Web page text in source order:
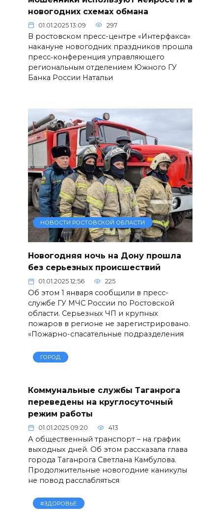
новогодних схемах обмана
01.01.2025 13:09 297
В ростовском пресс-центре «Интерфакса»
накануне новогодних праздников прошла
пресс‑конференция управляющего
региональным отделением Южного ГУ
Банка России Натальи
НОВОСТИ РОСТОВСКОЙ ОБЛАСТИ
Новогодняя ночь на Дону прошла
без серьезных происшествий
01.01.2025 12:56 225
Об этом 1 января сообщили в пресс-
службе ГУ МЧС России по Ростовской
области. Серьезных ЧП и крупных
пожаров в регионе не зарегистрировано.
«Пожарно-спасательные подразделения
ГОРОД
Коммунальные службы Таганрога
переведены на круглосуточный
режим работы
01.01.2025 09:20 413
А общественный транспорт – на график
выходных дней. Об этом рассказала глава
города Таганрога Светлана Камбулова.
Продолжительные новогодние каникулы
не повод расслабляться
#ЗДОРОВЬЕ